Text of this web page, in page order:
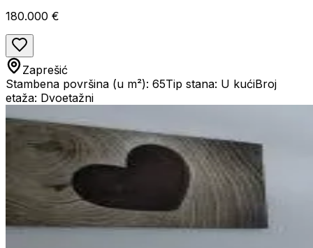
180.000 €
Zaprešić
Stambena površina (u m²): 65Tip stana: U kućiBroj
etaža: Dvoetažni